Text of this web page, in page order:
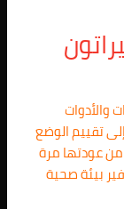
والأدوات
تقييم الوضع
من عودتها مرة
بيئة صحية